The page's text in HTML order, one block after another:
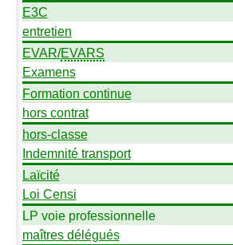
E3C
entretien
EVAR/EVARS
Examens
Formation continue
hors contrat
hors-classe
Indemnité transport
Laïcité
Loi Censi
LP voie professionnelle
maîtres délégués